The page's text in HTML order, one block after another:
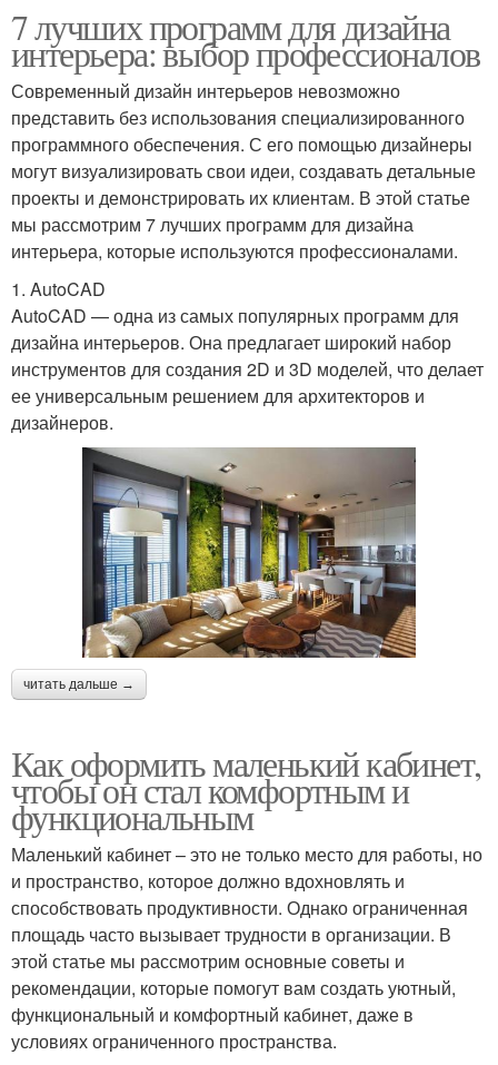
7 лучших программ для дизайна
интерьера: выбор профессионалов
Современный дизайн интерьеров невозможно
представить без использования специализированного
программного обеспечения. С его помощью дизайнеры
могут визуализировать свои идеи, создавать детальные
проекты и демонстрировать их клиентам. В этой статье
мы рассмотрим 7 лучших программ для дизайна
интерьера, которые используются профессионалами.
1. AutoCAD
AutoCAD — одна из самых популярных программ для
дизайна интерьеров. Она предлагает широкий набор
инструментов для создания 2D и 3D моделей, что делает
ее универсальным решением для архитекторов и
дизайнеров.
читать дальше →
Как оформить маленький кабинет,
чтобы он стал комфортным и
функциональным
Маленький кабинет – это не только место для работы, но
и пространство, которое должно вдохновлять и
способствовать продуктивности. Однако ограниченная
площадь часто вызывает трудности в организации. В
этой статье мы рассмотрим основные советы и
рекомендации, которые помогут вам создать уютный,
функциональный и комфортный кабинет, даже в
условиях ограниченного пространства.